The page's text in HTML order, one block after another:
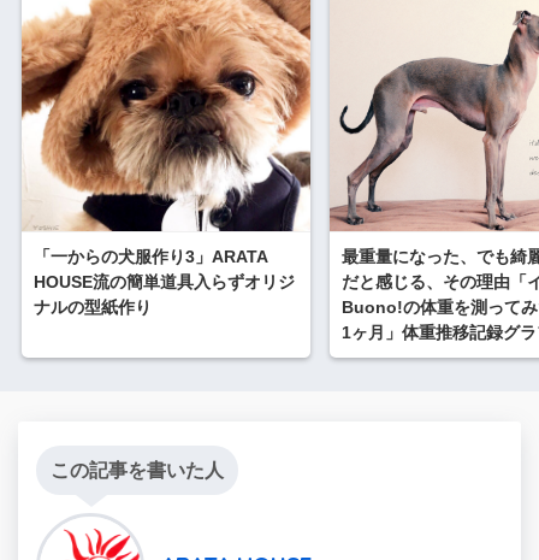
「一からの犬服作り3」ARATA
HOUSE流の簡単道具入らずオリジ
ナルの型紙作り
最重量になった、でも綺
だと感じる、その理由「
Buono!の体重を測って
1ヶ月」体重推移記録グ
この記事を書いた人